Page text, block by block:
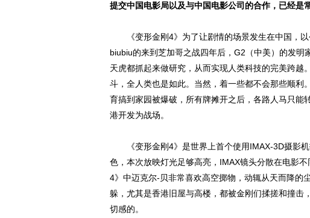
提交中国电影局以及与中国电影公司的合作，已经是
《变形金刚4》为了让剧情的场景发生在中国，以
biubiu的来到芝加哥之战四年后，G2（中美）的发
天虎都抓起来做研究，从而实现人类科技的完美跨
斗，全人类也是如此。当然，着一些都不会那些顺利
育搞到家园被爆破，所有牌摊开之后，各路人马只
港开发为战场。
《变形金刚4》是世界上首个使用IMAX-3D摄影机
色，本次放映灯光足够高亮，IMAX镜头分散在电影
4》中迈克尔-贝非常喜欢高空掷物，动辄从天而降的
躲，尤其是香港旧屋与高楼，都被金刚们揉搓和撞
切感的。